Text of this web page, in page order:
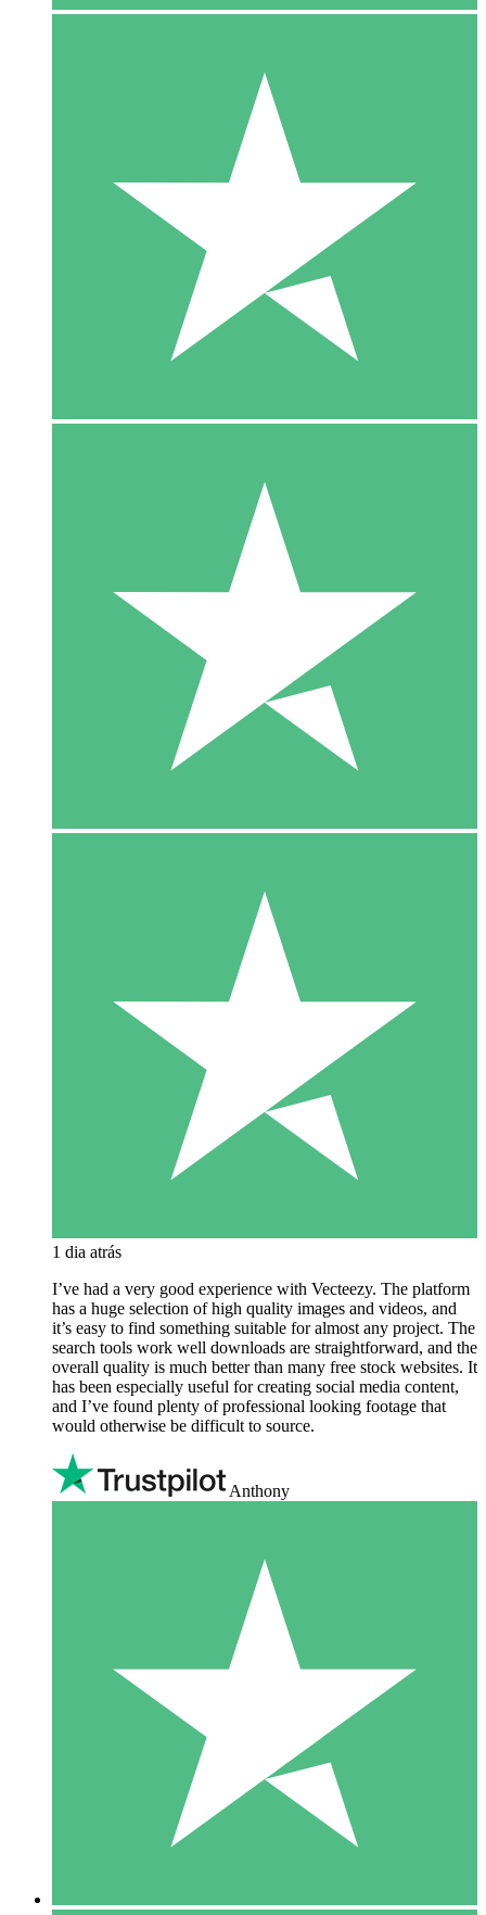
1 dia atrás
I’ve had a very good experience with Vecteezy. The platform
has a huge selection of high quality images and videos, and
it’s easy to find something suitable for almost any project. The
search tools work well downloads are straightforward, and the
overall quality is much better than many free stock websites. It
has been especially useful for creating social media content,
and I’ve found plenty of professional looking footage that
would otherwise be difficult to source.
Anthony